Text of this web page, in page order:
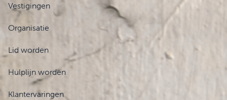
Vestigingen
Organisatie
Lid worden
Hulplijn worden
Klantervaringen